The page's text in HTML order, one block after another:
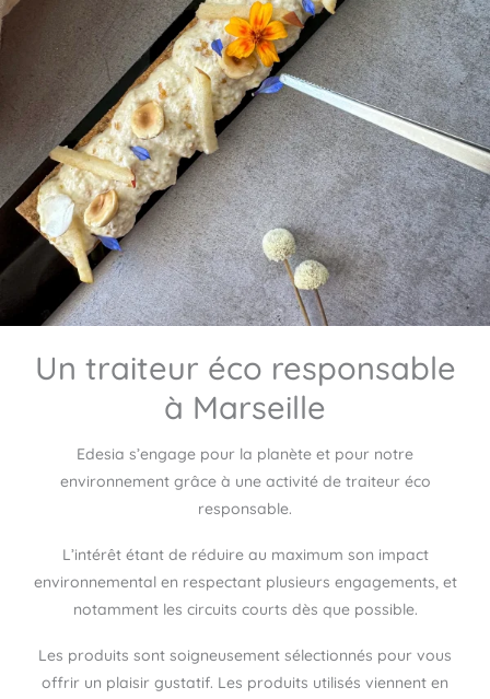
Un traiteur éco responsable
à Marseille
Edesia s’engage pour la planète et pour notre
environnement grâce à une activité de traiteur éco
responsable.
L’intérêt étant de réduire au maximum son impact
environnemental en respectant plusieurs engagements, et
notamment les circuits courts dès que possible.
Les produits sont soigneusement sélectionnés pour vous
offrir un plaisir gustatif. Les produits utilisés viennent en